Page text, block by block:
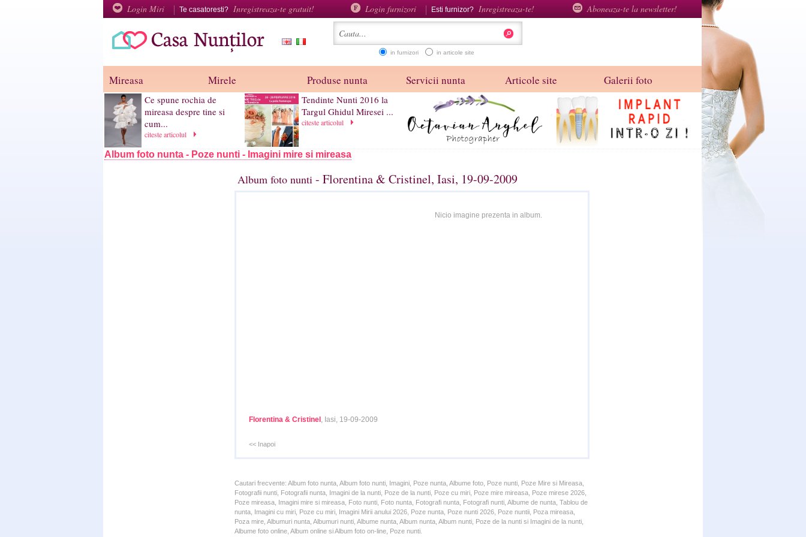
Login Miri Te casatoresti? Inregistreaza-te gratuit! Login furnizori Esti furnizor? Inregistreaza-te! Aboneaza-te la newsletter!
in furnizori in articole site
Mireasa Mirele Produse nunta Servicii nunta Articole site Galerii foto
Ce spune rochia de
mireasa despre tine si
cum...
citeste articolul
Tendinte Nunti 2016 la
Targul Ghidul Miresei ...
citeste articolul
Album foto nunta - Poze nunti - Imagini mire si mireasa
Album foto nunti - Florentina & Cristinel, Iasi, 19-09-2009
Nicio imagine prezenta in album.
Florentina & Cristinel , Iasi, 19-09-2009
<< Inapoi
Cautari frecvente: Album foto nunta, Album foto nunti, Imagini, Poze nunta, Albume foto, Poze nunti, Poze Mire si Mireasa,
Fotografii nunti, Fotografii nunta, Imagini de la nunti, Poze de la nunti, Poze cu miri, Poze mire mireasa, Poze mirese 2026,
Poze mireasa, Imagini mire si mireasa, Foto nunti, Foto nunta, Fotografi nunta, Fotografi nunti, Albume de nunta, Tablou de
nunta, Imagini cu miri, Poze cu miri, Imagini Mirii anului 2026, Poze nunta, Poze nunti 2026, Poze nuntii, Poza mireasa,
Poza mire, Albumuri nunta, Albumuri nunti, Albume nunta, Album nunta, Album nunti, Poze de la nunti si Imagini de la nunti,
Albume foto online, Album online si Album foto on-line, Poze nunti.